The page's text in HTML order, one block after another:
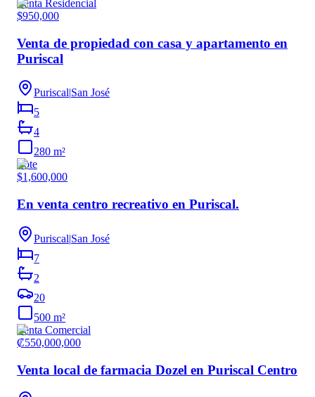
Venta Residencial
$950,000
Venta de propiedad con casa y apartamento en
Puriscal
Puriscal|San José
5
4
280 m²
Lote
$1,600,000
En venta centro recreativo en Puriscal.
Puriscal|San José
7
2
20
500 m²
Venta Comercial
₡550,000,000
Venta local de farmacia Dozel en Puriscal Centro